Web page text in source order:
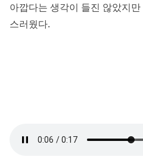
아깝다는 생각이 들진 않았지
스러웠다.